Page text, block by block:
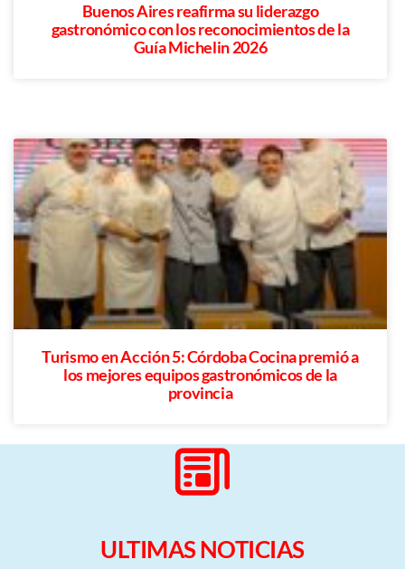
Buenos Aires reafirma su liderazgo
gastronómico con los reconocimientos de la
Guía Michelin 2026
Turismo en Acción 5: Córdoba Cocina premió a
los mejores equipos gastronómicos de la
provincia
ULTIMAS NOTICIAS